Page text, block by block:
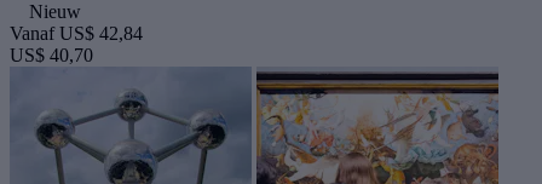
Nieuw
Vanaf US$ 42,84
US$ 40,70